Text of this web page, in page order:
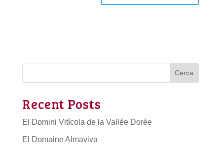
Cerca
Recent Posts
El Domini Vitícola de la Vallée Dorée
El Domaine Almaviva